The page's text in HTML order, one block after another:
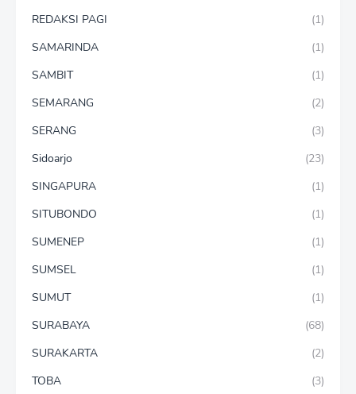
REDAKSI PAGI
(1)
SAMARINDA
(1)
SAMBIT
(1)
SEMARANG
(2)
SERANG
(3)
Sidoarjo
(23)
SINGAPURA
(1)
SITUBONDO
(1)
SUMENEP
(1)
SUMSEL
(1)
SUMUT
(1)
SURABAYA
(68)
SURAKARTA
(2)
TOBA
(3)